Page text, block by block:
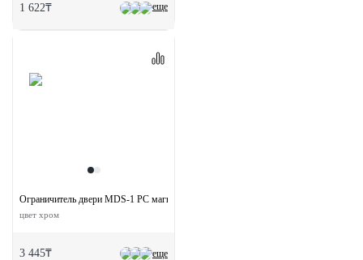
еще
1 622₸
еще
Ограничитель двери MDS-1 PC магнитный
цвет хром
3 445₸